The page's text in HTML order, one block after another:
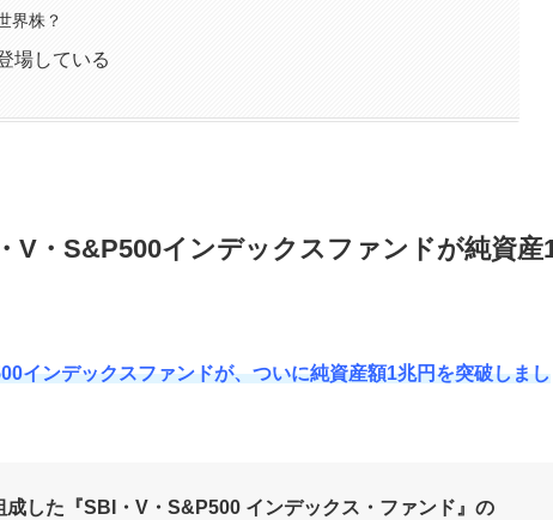
界株？
場している
V・S&P500インデックスファンドが純資産
インデックスファンドが、ついに純資産額1兆円を突破しまし
した『SBI・V・S&P500 インデックス・ファンド』の